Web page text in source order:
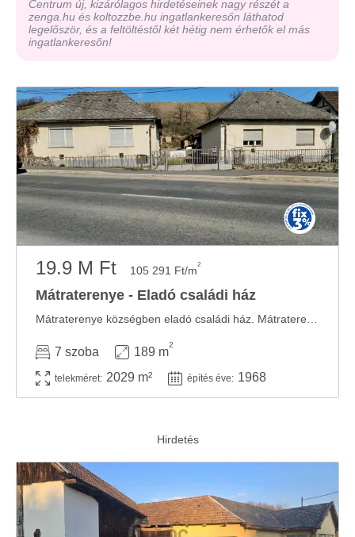
Centrum új, kizárólagos hirdetéseinek nagy részét a
zenga.hu és koltozzbe.hu ingatlankeresőn láthatod
legelőször, és a feltöltéstől két hétig nem érhetők el más
ingatlankeresőn!
19.9 M Ft 105 291 Ft/m2
Mátraterenye - Eladó családi ház
7 szoba 189 m
2
telekméret: 2029 m² építés éve: 1968